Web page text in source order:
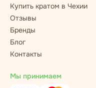
Купить кратом в Чехии
Отзывы
Бренды
Блог
Контакты
Мы принимаем